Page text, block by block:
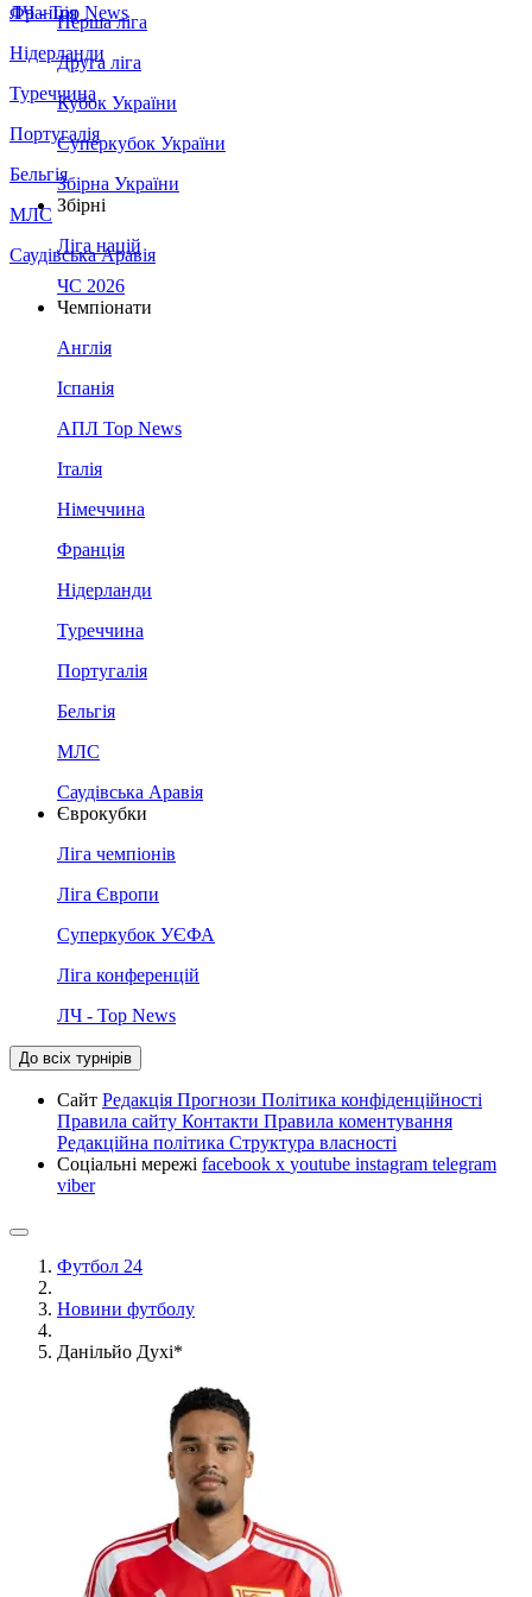
Франція
Нідерланди
Туреччина
Португалія
Бельгія
МЛС
Саудівська Аравія
ЛЧ - Top News
Перша ліга
Друга ліга
Кубок України
Суперкубок України
Збірна України
Збірні
Ліга націй
ЧС 2026
Чемпіонати
Англія
Іспанія
АПЛ Top News
Італія
Німеччина
Франція
Нідерланди
Туреччина
Португалія
Бельгія
МЛС
Саудівська Аравія
Єврокубки
Ліга чемпіонів
Ліга Європи
Суперкубок УЄФА
Ліга конференцій
ЛЧ - Top News
До всіх турнірів
Сайт Редакція Прогнози Політика конфіденційності
Правила сайту Контакти Правила коментування
Редакційна політика Структура власності
Соціальні мережі facebook x youtube instagram telegram
viber
Футбол 24
Новини футболу
Данільйо Духі*